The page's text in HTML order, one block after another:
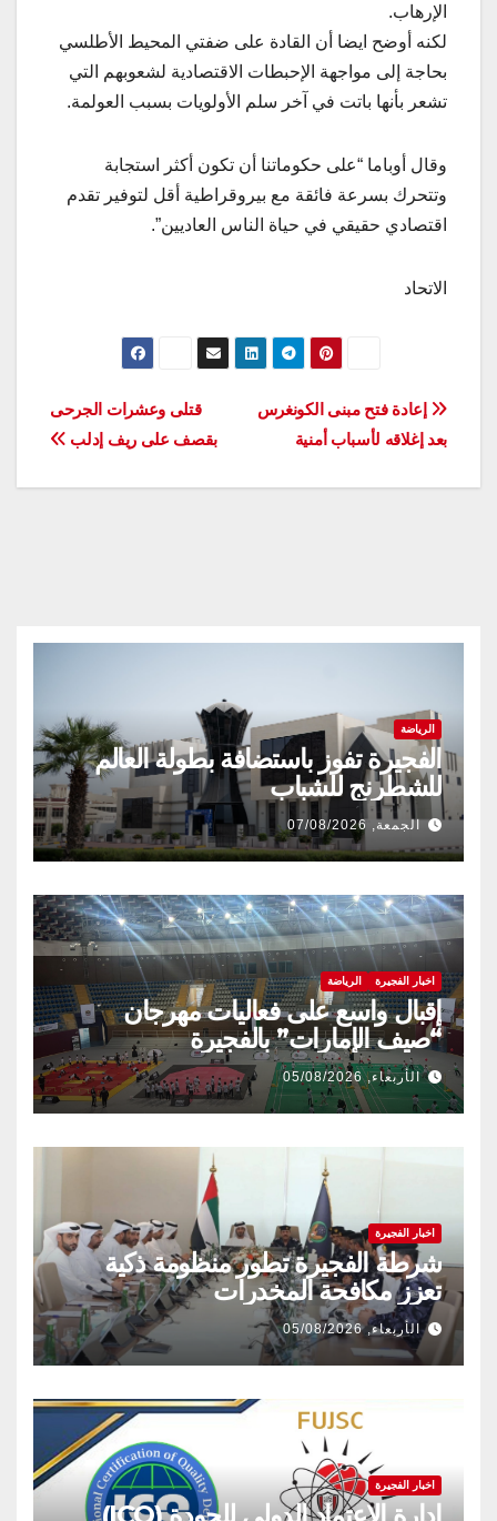
الإرهاب.
لكنه أوضح ايضا أن القادة على ضفتي المحيط الأطلسي
بحاجة إلى مواجهة الإحبطات الاقتصادية لشعوبهم التي
تشعر بأنها باتت في آخر سلم الأولويات بسبب العولمة.
وقال أوباما “على حكوماتنا أن تكون أكثر استجابة
وتتحرك بسرعة فائقة مع بيروقراطية أقل لتوفير تقدم
اقتصادي حقيقي في حياة الناس العاديين”.
الاتحاد
تصفّح
المقالات
قتلى وعشرات الجرحى
بقصف على ريف إدلب
إعادة فتح مبنى الكونغرس
بعد إغلاقه لأسباب أمنية
الرياضة
الفجيرة تفوز باستضافة بطولة العالم
للشطرنج للشباب
الجمعة, 07/08/2026
اخبار الفجيرة الرياضة
إقبال واسع على فعاليات مهرجان
“صيف الإمارات” بالفجيرة
الأربعاء, 05/08/2026
اخبار الفجيرة
شرطة الفجيرة تطور منظومة ذكية
تعزز مكافحة المخدرات
الأربعاء, 05/08/2026
اخبار الفجيرة